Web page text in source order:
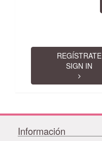
REGÍSTRATE
SIGN IN
Información